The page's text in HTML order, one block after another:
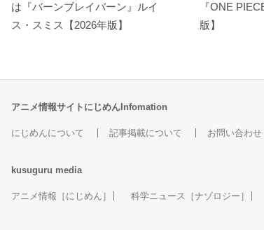
は『バーンブレイバーン』ルイ
ス・スミス【2026年版】
『ONE
版】
アニメ情報サイトにじめんInfomation
にじめんについて 記事掲載について お問い合わせ
kusuguru media
アニメ情報［にじめん］ 科学ニュース［ナゾロジー］